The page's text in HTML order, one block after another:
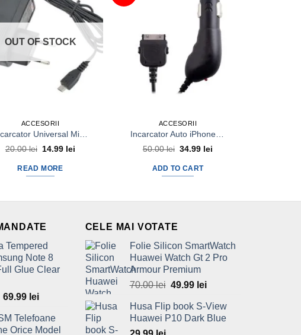
OUT OF STOCK
ACCESORII
20.00lei Original
was:
20.00 lei.
14.99 lei
READ MORE
ACCESORII
50.00lei Original
was:
50.00 lei.
34.99 lei
ADD TO CART
Tempered
Note 8
Glue Clear
Original
was:
69.99 leiCurrent
is:
Telefoane
Orice Model
CELE MAI VOTATE
Folie Silicon SmartWatch
Huawei Watch Gt 2 Pro
Armour Premium
70.00lei Original
was:
70.00 lei.
49.99 lei
is:
49.99 lei.
Husa Flip book S-View
Huawei P10 Dark Blue